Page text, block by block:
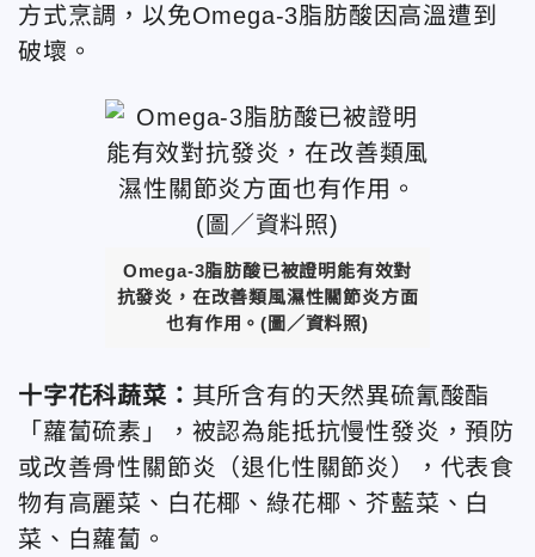
方式烹調，以免Omega-3脂肪酸因高溫遭到
破壞。
Omega-3脂肪酸已被證明能有效對
抗發炎，在改善類風濕性關節炎方面
也有作用。(圖／資料照)
十字花科蔬菜： 其所含有的天然異硫氰酸酯
「蘿蔔硫素」，被認為能抵抗慢性發炎，預防
或改善骨性關節炎（退化性關節炎），代表食
物有高麗菜、白花椰、綠花椰、芥藍菜、白
菜、白蘿蔔。